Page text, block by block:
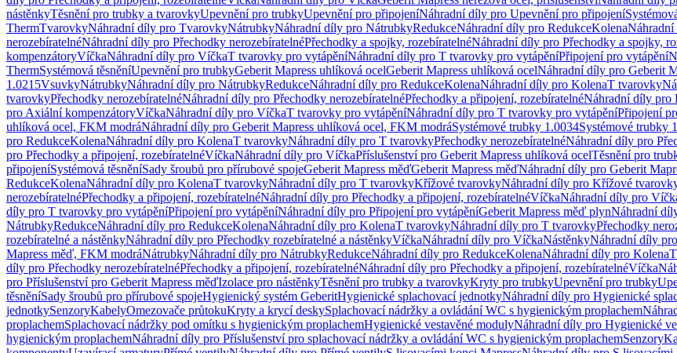
nástěnkyTěsnění pro trubky a tvarovkyUpevnění pro trubkyUpevnění pro připojeníNáhradní díly pro Upevnění pro připojení
ThermTvarovkyNáhradní díly pro TvarovkyNátrubkyNáhradní díly pro NátrubkyRedukceNáhradní díly pro RedukceKolena
nerozebíratelnéNáhradní díly pro Přechodky nerozebíratelnéPřechodky a spojky, rozebíratelnéNáhradní díly pro Přechodky a spojky,
kompenzátoryVíčkaNáhradní díly pro VíčkaT tvarovky pro vytápěníNáhradní díly pro T tvarovky pro vytápěníPřipojení pro vytápění
ThermSystémová těsněníUpevnění pro trubkyGeberit Mapress uhlíková ocelGeberit Mapress uhlíková ocelNáhradní díly pro Geberit
1.0215VsuvkyNátrubkyNáhradní díly pro NátrubkyRedukceNáhradní díly pro RedukceKolenaNáhradní díly pro KolenaT tvarovky
tvarovkyPřechodky nerozebíratelnéNáhradní díly pro Přechodky nerozebíratelnéPřechodky a připojení, rozebíratelnéNáhradní díly pro
pro Axiální kompenzátoryVíčkaNáhradní díly pro VíčkaT tvarovky pro vytápěníNáhradní díly pro T tvarovky pro vytápěníPřipojení
uhlíková ocel, FKM modráNáhradní díly pro Geberit Mapress uhlíková ocel, FKM modráSystémové trubky 1.0034Systémové trubky
pro RedukceKolenaNáhradní díly pro KolenaT tvarovkyNáhradní díly pro T tvarovkyPřechodky nerozebíratelnéNáhradní díly pro
pro Přechodky a připojení, rozebíratelnéVíčkaNáhradní díly pro VíčkaPříslušenství pro Geberit Mapress uhlíková ocelTěsnění pro
připojeníSystémová těsněníSady šroubů pro přírubové spojeGeberit Mapress měďGeberit Mapress měďNáhradní díly pro Geberit
RedukceKolenaNáhradní díly pro KolenaT tvarovkyNáhradní díly pro T tvarovkyKřížové tvarovkyNáhradní díly pro Křížové
nerozebíratelnéPřechodky a připojení, rozebíratelnéNáhradní díly pro Přechodky a připojení, rozebíratelnéVíčkaNáhradní díly pro
díly pro T tvarovky pro vytápěníPřipojení pro vytápěníNáhradní díly pro Připojení pro vytápěníGeberit Mapress měď plynNáhradní
NátrubkyRedukceNáhradní díly pro RedukceKolenaNáhradní díly pro KolenaT tvarovkyNáhradní díly pro T tvarovkyPřechodky
rozebíratelné a nástěnkyNáhradní díly pro Přechodky rozebíratelné a nástěnkyVíčkaNáhradní díly pro VíčkaNástěnkyNáhradní díly
Mapress měď, FKM modráNátrubkyNáhradní díly pro NátrubkyRedukceNáhradní díly pro RedukceKolenaNáhradní díly pro Kolena
díly pro Přechodky nerozebíratelnéPřechodky a připojení, rozebíratelnéNáhradní díly pro Přechodky a připojení, rozebíratelnéVíčka
pro Příslušenství pro Geberit Mapress měďIzolace pro nástěnkyTěsnění pro trubky a tvarovkyKryty pro trubkyUpevnění pro trubky
těsněníSady šroubů pro přírubové spojeHygienický systém GeberitHygienické splachovací jednotkyNáhradní díly pro Hygienické
jednotkySenzoryKabelyOmezovače průtokuKryty a krycí deskySplachovací nádržky a ovládání WC s hygienickým proplachem
proplachemSplachovací nádržky pod omítku s hygienickým proplachemHygienické vestavěné modulyNáhradní díly pro Hygienické
hygienickým proplachemNáhradní díly pro Příslušenství pro splachovací nádržky a ovládání WC s hygienickým proplachemSenzory